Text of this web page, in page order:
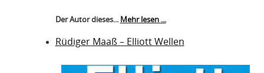
Der Autor dieses... Mehr lesen ...
Rüdiger Maaß – Elliott Wellen